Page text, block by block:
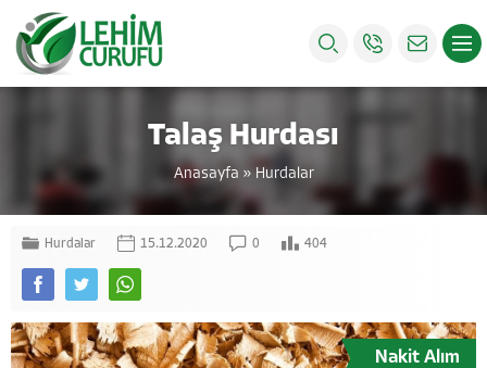
Talaş Hurdası
Anasayfa » Hurdalar
Hurdalar 15.12.2020 0 404
Nakit Alım